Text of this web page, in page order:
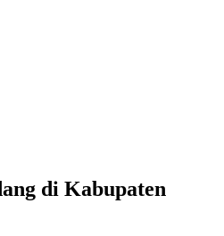
di Kabupaten